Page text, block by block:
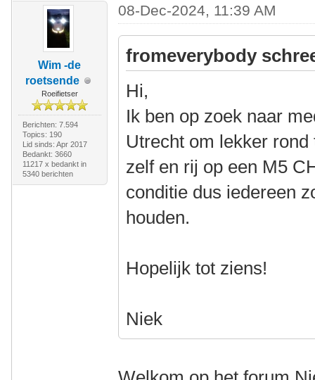
Wim -de
roetsende
Roeifietser
Berichten: 7.594
Topics: 190
Lid sinds: Apr 2017
Bedankt: 3660
11217 x bedankt in
5340 berichten
08-Dec-2024, 11:39 AM
fromeverybody
Hi,
Ik ben op zoek naar
Utrecht om lekker
zelf en rij op een M5
conditie dus iedereen
houden.
Hopelijk tot ziens!
Niek